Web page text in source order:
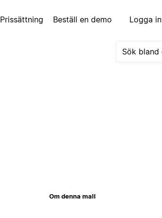
Prissättning Beställ en demo Logga in
Om denna mall